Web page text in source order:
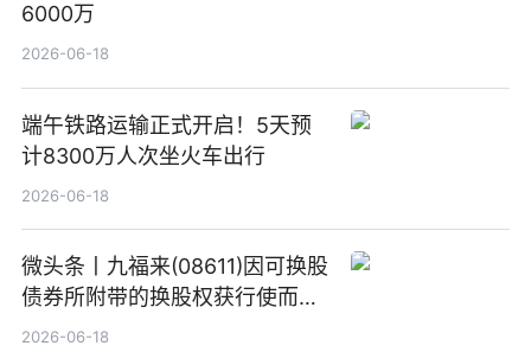
6000万
2026-06-18
端午铁路运输正式开启！5天预
计8300万人次坐火车出行
2026-06-18
微头条丨九福来(08611)因可换股
债券所附带的换股权获行使而发
行5200万股
2026-06-18